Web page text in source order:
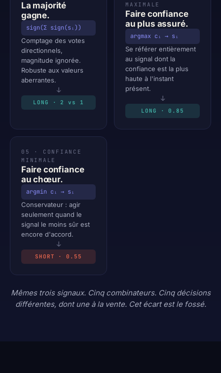
La majorité
gagne.
sign(Σ sign(sᵢ))
Comptage des votes
directionnels,
magnitude ignorée.
Robuste aux valeurs
aberrantes.
↓
LONG · 2 vs 1
MAXIMALE
Faire confiance
au plus assuré.
argmax cᵢ → sᵢ
Se référer entièrement
au signal dont la
confiance est la plus
haute à l'instant
présent.
↓
LONG · 0.85
05 · CONFIANCE
MINIMALE
Faire confiance
au chœur.
argmin cᵢ → sᵢ
Conservateur : agir
seulement quand le
signal le moins sûr est
encore d'accord.
↓
SHORT · 0.55
Mêmes trois signaux. Cinq combinateurs. Cinq décisions
différentes, dont une à la vente. Cet écartestle fossé.